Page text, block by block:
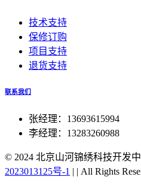
技术支持
保修订购
项目支持
退货支持
联系我们
张经理：13693615994
李经理：13283260988
© 2024 北京山河锦绣科技开发
2023013125号-1 | | All Rights